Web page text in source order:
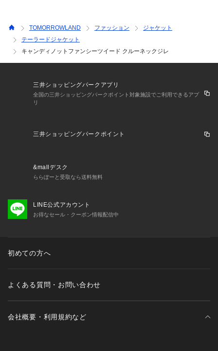
※※大変デリケートな素材です。
素材表面の組織や糸質などから引っ掛けやすい為、やさしいお
取扱いをお願いします。
TOMORROWLAND ファッション
ジャケット
テーラードジャケット
キャンディノットファンシーツイード クルーネックジレ
三井ショッピングパークアプリ
全国の三井ショッピングパークポイント対象施設でご利用できるアプ
リ
三井ショッピングパークポイント
&mallデスク
ららぽーと受取なら送料無料
LINE公式アカウント
お得なセール・クーポン情報配信中
初めての方へ
よくある質問・お問い合わせ
会社概要・利用規約など